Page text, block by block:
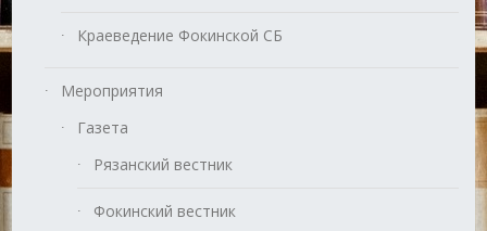
Краеведение Фокинской СБ
Мероприятия
Газета
Рязанский вестник
Фокинский вестник